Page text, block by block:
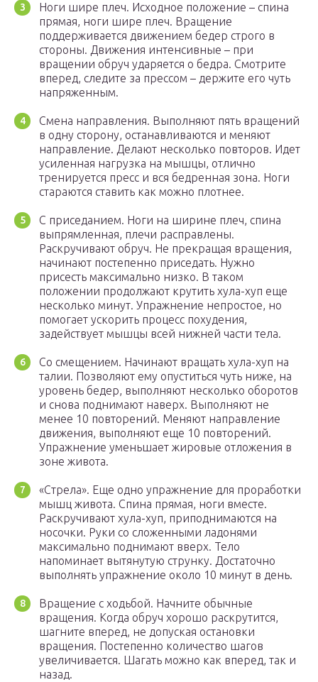
Ноги шире плеч. Исходное положение – спина
прямая, ноги шире плеч. Вращение
поддерживается движением бедер строго в
стороны. Движения интенсивные – при
вращении обруч ударяется о бедра. Смотрите
вперед, следите за прессом – держите его чуть
напряженным.
Смена направления. Выполняют пять вращений
в одну сторону, останавливаются и меняют
направление. Делают несколько повторов. Идет
усиленная нагрузка на мышцы, отлично
тренируется пресс и вся бедренная зона. Ноги
стараются ставить как можно плотнее.
С приседанием. Ноги на ширине плеч, спина
выпрямленная, плечи расправлены.
Раскручивают обруч. Не прекращая вращения,
начинают постепенно приседать. Нужно
присесть максимально низко. В таком
положении продолжают крутить хула-хуп еще
несколько минут. Упражнение непростое, но
помогает ускорить процесс похудения,
задействует мышцы всей нижней части тела.
Со смещением. Начинают вращать хула-хуп на
талии. Позволяют ему опуститься чуть ниже, на
уровень бедер, выполняют несколько оборотов
и снова поднимают наверх. Выполняют не
менее 10 повторений. Меняют направление
движения, выполняют еще 10 повторений.
Упражнение уменьшает жировые отложения в
зоне живота.
«Стрела». Еще одно упражнение для проработки
мышц живота. Спина прямая, ноги вместе.
Раскручивают хула-хуп, приподнимаются на
носочки. Руки со сложенными ладонями
максимально поднимают вверх. Тело
напоминает вытянутую струнку. Достаточно
выполнять упражнение около 10 минут в день.
Вращение с ходьбой. Начните обычные
вращения. Когда обруч хорошо раскрутится,
шагните вперед, не допуская остановки
вращения. Постепенно количество шагов
увеличивается. Шагать можно как вперед, так и
назад.